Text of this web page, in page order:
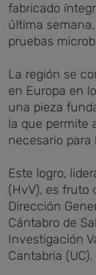
fabricado
última
pruebas
La región se
en Europa en
una pieza
la que permite
necesario
Este logro,
(HvV), es fruto
Dirección
Cántabro de
Investigación
Cantabria (UC).